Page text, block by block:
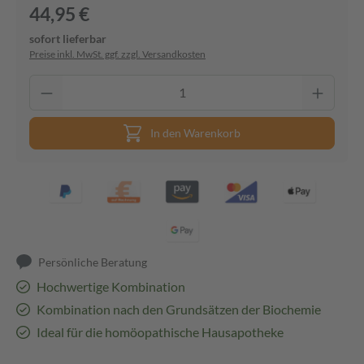
44,95 €
sofort lieferbar
Preise inkl. MwSt. ggf. zzgl. Versandkosten
In den Warenkorb
Persönliche Beratung
Hochwertige Kombination
Kombination nach den Grundsätzen der Biochemie
Ideal für die homöopathische Hausapotheke